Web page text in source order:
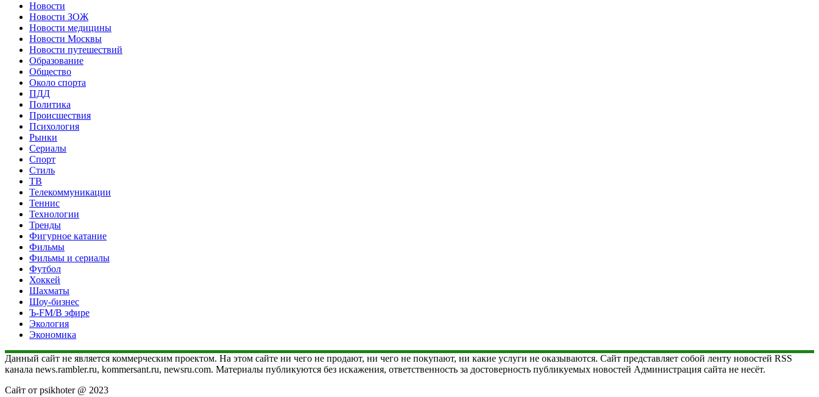
Новости
Новости ЗОЖ
Новости медицины
Новости Москвы
Новости путешествий
Образование
Общество
Около спорта
ПДД
Политика
Происшествия
Психология
Рынки
Сериалы
Спорт
Стиль
ТВ
Телекоммуникации
Теннис
Технологии
Тренды
Фигурное катание
Фильмы
Фильмы и сериалы
Футбол
Хоккей
Шахматы
Шоу-бизнес
Ъ-FM/В эфире
Экология
Экономика
Данный сайт не является коммерческим проектом. На этом сайте ни чего не продают, ни чего не покупают, ни какие услуги не оказываются. Сайт представляет собой ленту новостей RSS
канала news.rambler.ru, kommersant.ru, newsru.com. Материалы публикуются без искажения, ответственность за достоверность публикуемых новостей Администрация сайта не несёт.
Сайт от psikhoter @ 2023